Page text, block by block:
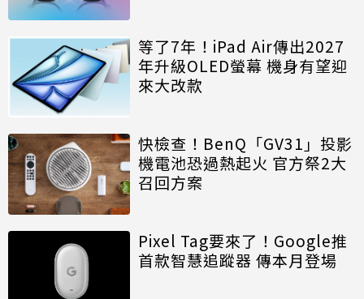
等了7年！iPad Air傳出2027
年升級OLED螢幕 機身有望迎
來大改款
快檢查！BenQ「GV31」投影
機電池恐過熱起火 官方祭2大
召回方案
Pixel Tag要來了！Google推
首款智慧追蹤器 傳本月登場